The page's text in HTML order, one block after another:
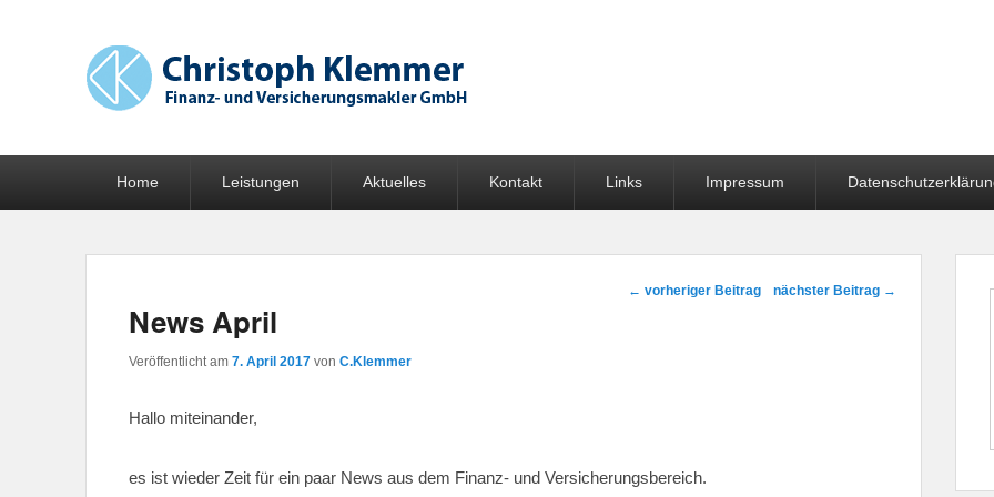
Finanz- und Versicherungsmakler GmbH
Home Leistungen Aktuelles Kontakt Links Impressum
Beitragsnavigation
← vorheriger Beitrag nächster Beitrag →
News April
Veröffentlicht am 7. April 2017 von C.Klemmer
Hallo miteinander,
es ist wieder Zeit für ein paar News aus dem Finanz- und Versicherungsbereich.